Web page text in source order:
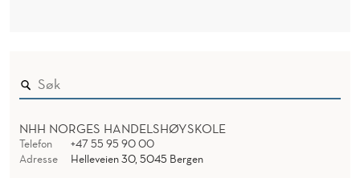
NHH NORGES HANDELSHØYSKOLE
Telefon
+47 55 95 90 00
Adresse
Helleveien 30, 5045 Bergen